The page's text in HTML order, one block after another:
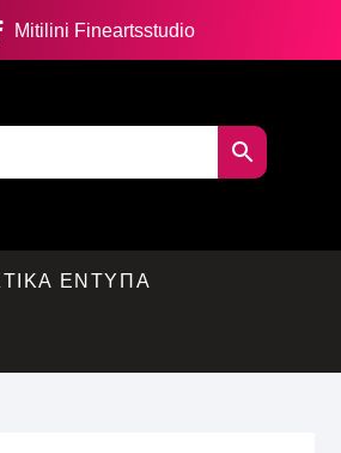
Mitilini Fineartsstudio
ΕΝΤΥΠΑ